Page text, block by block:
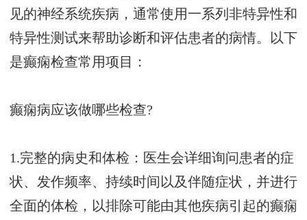
见的神经系统疾病，通常使用一系列非特异性和
特异性测试来帮助诊断和评估患者的病情。以下
是癫痫检查常用项目：
癫痫病应该做哪些检查?
1.完整的病史和体检：医生会详细询问患者的症
状、发作频率、持续时间以及伴随症状，并进行
全面的体检，以排除可能由其他疾病引起的癫痫